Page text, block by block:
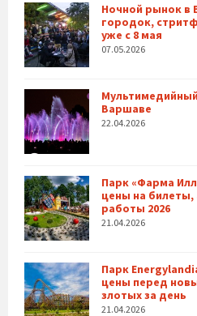
Ночной рынок в
городок,
уже с 8 мая
07.05.2026
Варшаве
22.04.2026
Парк «Фарма
цены на
работы 2026
21.04.2026
Парк
цены перед
злотых за день
21.04.2026